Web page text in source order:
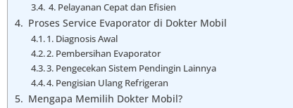
4. Pelayanan Cepat dan Efisien
Proses Service Evaporator di Dokter Mobil
1. Diagnosis Awal
2. Pembersihan Evaporator
3. Pengecekan Sistem Pendingin Lainnya
4. Pengisian Ulang Refrigeran
Mengapa Memilih Dokter Mobil?